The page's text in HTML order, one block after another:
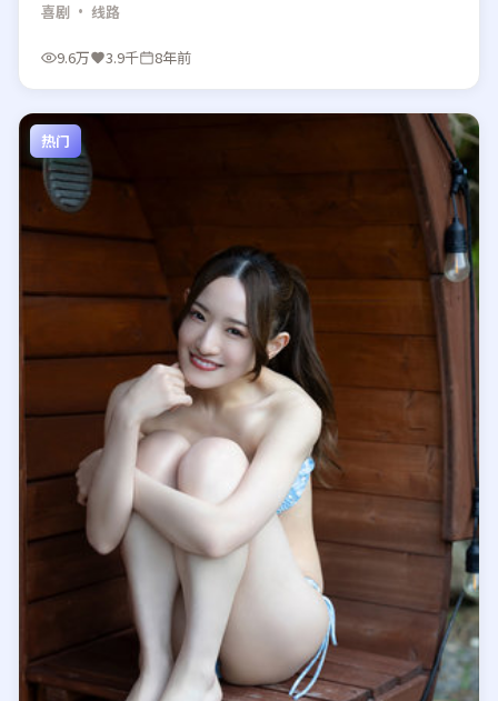
喜剧 · 线路
9.6万 3.9千 8年前
热门